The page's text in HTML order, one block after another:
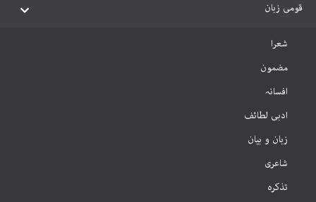
قومی زبان
شعرا
مضمون
افسانہ
ادبی لطائف
زبان و بیان
شاعری
تذکرہ